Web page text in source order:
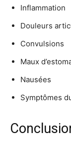
Inflammation
Douleurs
Convulsions
Maux
Nausées
Symptômes